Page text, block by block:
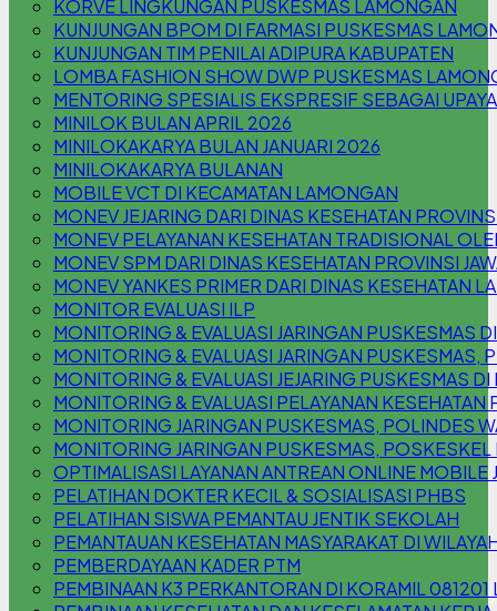
KORVE LINGKUNGAN PUSKESMAS LAMONGAN
KUNJUNGAN BPOM DI FARMASI PUSKESMAS
KUNJUNGAN TIM PENILAI ADIPURA KABUPATEN
LOMBA FASHION SHOW DWP PUSKESMAS
MENTORING SPESIALIS EKSPRESIF SEBAGAI
MINILOK BULAN APRIL 2026
MINILOKAKARYA BULAN JANUARI 2026
MINILOKAKARYA BULANAN
MOBILE VCT DI KECAMATAN LAMONGAN
MONEV JEJARING DARI DINAS KESEHATAN
MONEV PELAYANAN KESEHATAN TRADISIONAL
MONEV SPM DARI DINAS KESEHATAN PROVINSI
MONEV YANKES PRIMER DARI DINAS KESEHATAN
MONITOR EVALUASI ILP
MONITORING & EVALUASI JARINGAN PUSKESMAS
MONITORING & EVALUASI JARINGAN PUSKESMAS,
MONITORING & EVALUASI JEJARING PUSKESMAS
MONITORING & EVALUASI PELAYANAN KESEHATAN
MONITORING JARINGAN PUSKESMAS, POLINDES
MONITORING JARINGAN PUSKESMAS,
OPTIMALISASI LAYANAN ANTREAN ONLINE MOBILE
PELATIHAN DOKTER KECIL & SOSIALISASI PHBS
PELATIHAN SISWA PEMANTAU JENTIK SEKOLAH
PEMANTAUAN KESEHATAN MASYARAKAT DI
PEMBERDAYAAN KADER PTM
PEMBINAAN K3 PERKANTORAN DI KORAMIL 081201